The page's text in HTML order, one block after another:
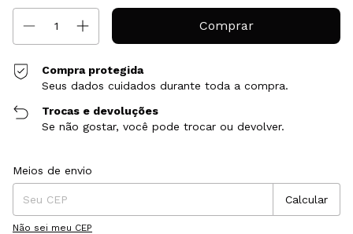
Compra protegida
Seus dados cuidados durante toda a compra.
Trocas e devoluções
Se não gostar, você pode trocar ou devolver.
Entregas para o CEP:
Meios de envio
Calcular
Não sei meu CEP